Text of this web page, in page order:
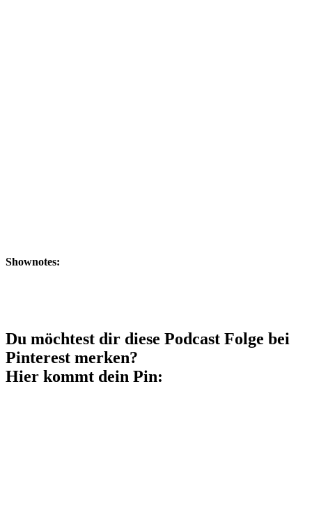
Shownotes:
Du möchtest dir diese Podcast Folge bei
Pinterest merken?
Hier kommt dein Pin: